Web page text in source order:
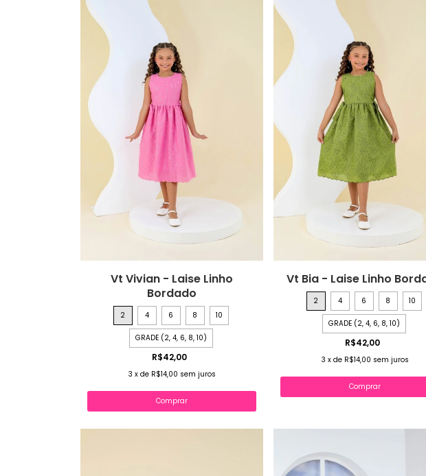
Vt Vivian - Laise Linho
Bordado
2 4 6 8 10
GRADE (2, 4, 6, 8, 10)
R$42,00
3 x de R$14,00 sem juros
Comprar
Vt Bia - Laise Linho
2 4 6 8 10
GRADE (2, 4, 6, 8, 10)
R$42,00
3 x de R$14,00 sem juros
Comprar